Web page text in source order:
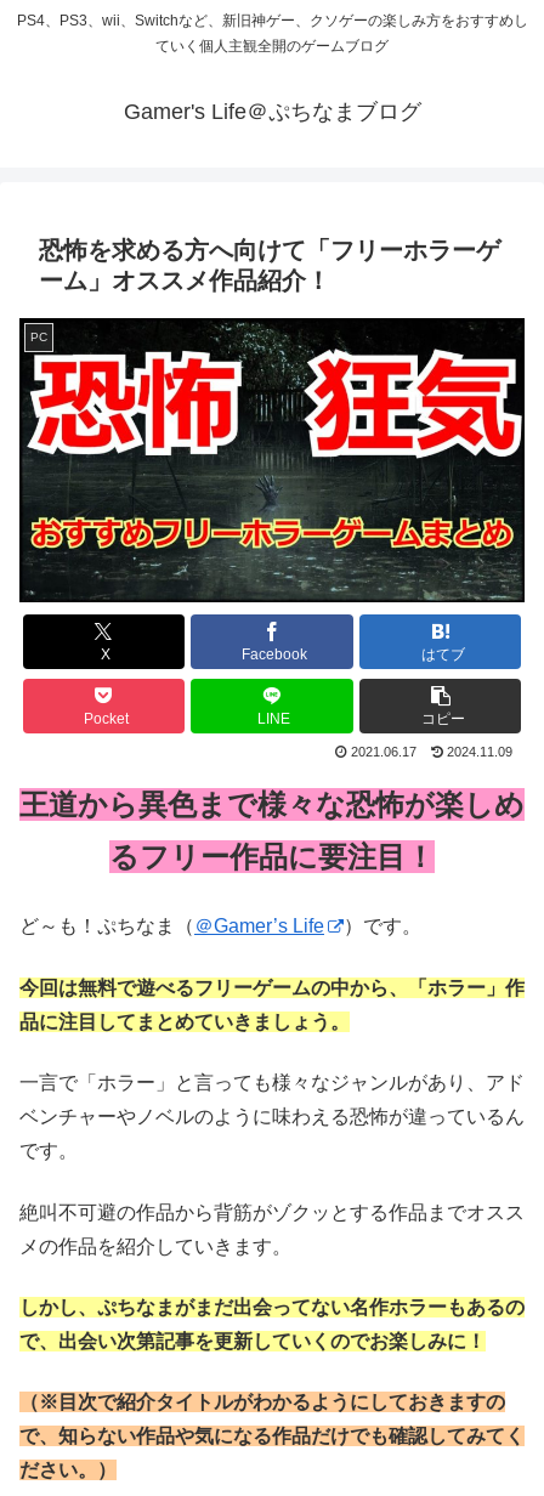
PS4、PS3、wii、Switchなど、新旧神ゲー、クソゲーの楽しみ方をおすすめし
ていく個人主観全開のゲームブログ
Gamer's Life＠ぷちなまブログ
恐怖を求める方へ向けて「フリーホラーゲ
ーム」オススメ作品紹介！
PC
X Facebook はてブ
Pocket LINE コピー
2021.06.17 2024.11.09
王道から異色まで様々な恐怖が楽しめ
るフリー作品に要注目！
ど～も！ぷちなま（ ＠Gamer’s Life ）です。
今回は無料で遊べるフリーゲームの中から、「ホラー」作
品に注目してまとめていきましょう。
一言で「ホラー」と言っても様々なジャンルがあり、アド
ベンチャーやノベルのように味わえる恐怖が違っているん
です。
絶叫不可避の作品から背筋がゾクッとする作品までオスス
メの作品を紹介していきます。
しかし、ぷちなまがまだ出会ってない名作ホラーもあるの
で、出会い次第記事を更新していくのでお楽しみに！
（※目次で紹介タイトルがわかるようにしておきますの
で、知らない作品や気になる作品だけでも確認してみてく
ださい。）